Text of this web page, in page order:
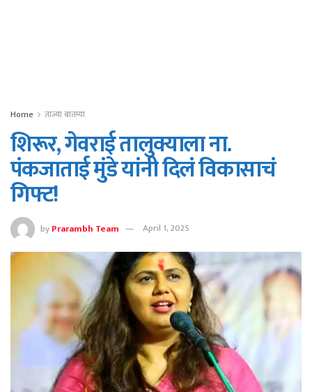
Home ताज्या बातम्या
शिरूर, गेवराई तालुक्याला ना.
पंकजाताई मुंडे यांनी दिलं विकासाचं
गिफ्ट!
byPrarambh Team April 1, 2025